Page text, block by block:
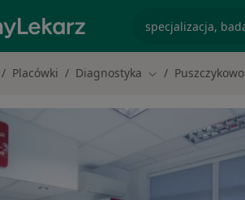
Placówki Diagnostyka Zmień miasto
Puszczykowo